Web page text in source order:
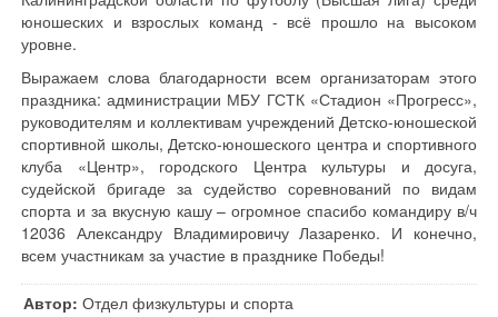
юношеских и взрослых команд - всё прошло на высоком
уровне.
Выражаем слова благодарности всем организаторам этого
праздника: администрации МБУ ГСТК «Стадион «Прогресс»,
руководителям и коллективам учреждений Детско-юношеской
спортивной школы, Детско-юношеского центра и спортивного
клуба «Центр», городского Центра культуры и досуга,
судейской бригаде за судейство соревнований по видам
спорта и за вкусную кашу – огромное спасибо командиру в/ч
12036 Александру Владимировичу Лазаренко. И конечно,
всем участникам за участие в празднике Победы!
Автор: Отдел физкультуры и спорта